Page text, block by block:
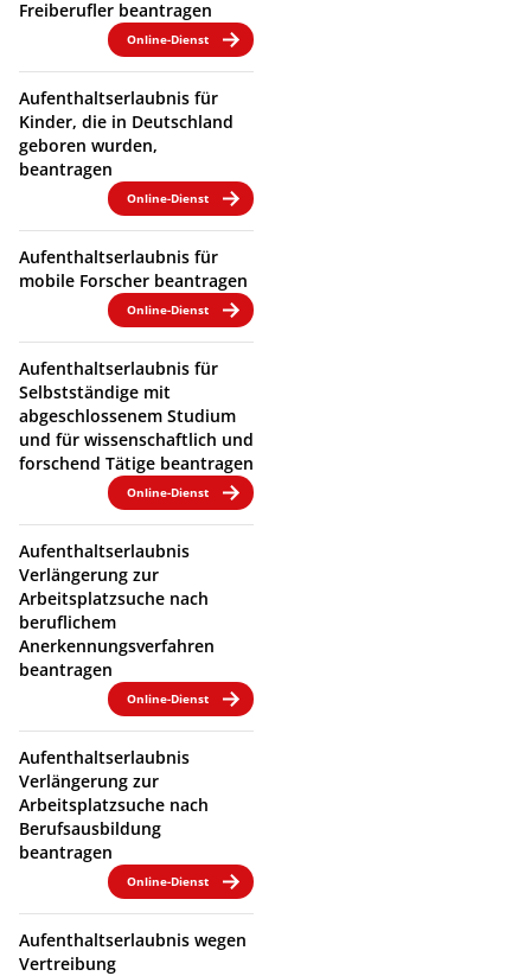
Freiberufler beantragen
Online-Dienst
Aufenthaltserlaubnis für
Kinder, die in Deutschland
geboren wurden,
beantragen
Online-Dienst
Aufenthaltserlaubnis für
mobile Forscher beantragen
Online-Dienst
Aufenthaltserlaubnis für
Selbstständige mit
abgeschlossenem Studium
und für wissenschaftlich und
forschend Tätige beantragen
Online-Dienst
Aufenthaltserlaubnis
Verlängerung zur
Arbeitsplatzsuche nach
beruflichem
Anerkennungsverfahren
beantragen
Online-Dienst
Aufenthaltserlaubnis
Verlängerung zur
Arbeitsplatzsuche nach
Berufsausbildung
beantragen
Online-Dienst
Aufenthaltserlaubnis wegen
Vertreibung